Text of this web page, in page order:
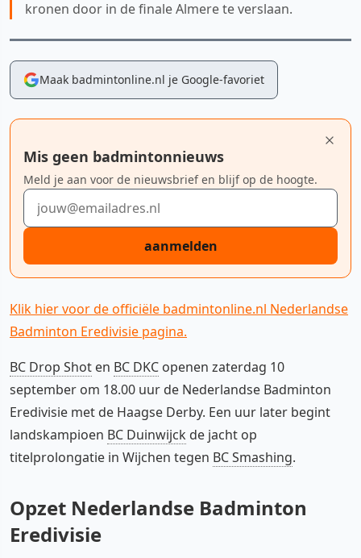
kronen door in de finale Almere te verslaan.
Maak badmintonline.nl je Google-favoriet
Mis geen badmintonnieuws
Meld je aan voor de nieuwsbrief en blijf op de hoogte.
E-mailadres
aanmelden
Klik hier voor de officiële badmintonline.nl Nederlandse
Badminton Eredivisie pagina.
BC Drop Shot en BC DKC openen zaterdag 10
september om 18.00 uur de Nederlandse Badminton
Eredivisie met de Haagse Derby. Een uur later begint
landskampioen BC Duinwijck de jacht op
titelprolongatie in Wijchen tegen BC Smashing.
Opzet Nederlandse Badminton
Eredivisie